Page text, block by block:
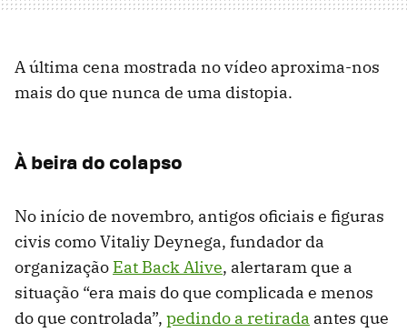
A última cena mostrada no vídeo aproxima-nos
mais do que nunca de uma distopia.
À beira do colapso
No início de novembro, antigos oficiais e figuras
civis como Vitaliy Deynega, fundador da
organização Eat Back Alive, alertaram que a
situação “era mais do que complicada e menos
do que controlada”, pedindo a retirada antes que